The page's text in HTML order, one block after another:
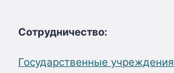
Сотрудничество:
Государственные учреждения